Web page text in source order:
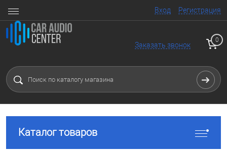
Вход Регистрация
Заказать звонок
0
Каталог товаров